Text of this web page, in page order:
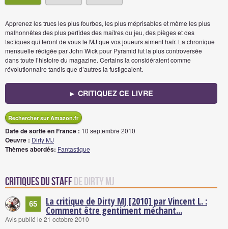
Apprenez les trucs les plus fourbes, les plus méprisables et même les plus
malhonnêtes des plus perfides des maîtres du jeu, des pièges et des
tactiques qui feront de vous le MJ que vos joueurs aiment haïr. La chronique
mensuelle rédigée par John Wick pour Pyramid fut la plus controversée
dans toute l’histoire du magazine. Certains la considéraient comme
révolutionnaire tandis que d’autres la fustigeaient.
► CRITIQUEZ CE LIVRE
Rechercher sur Amazon.fr
Date de sortie en France : 10 septembre 2010
Oeuvre : Dirty MJ
Thèmes abordés: Fantastique
Critiques du staffde Dirty MJ
65 La critique de Dirty MJ [2010] par Vincent L. :
Comment être gentiment méchant...
Avis publié le 21 octobre 2010